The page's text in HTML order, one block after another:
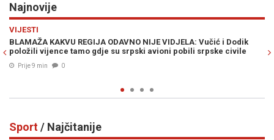
Najnovije
VIDJELA: Vučić i Dodik
pobili srpske civile
KVADIJADA U BUGOJNU: Šumski Top
Prije 11 min
Sport/ Najčitanije